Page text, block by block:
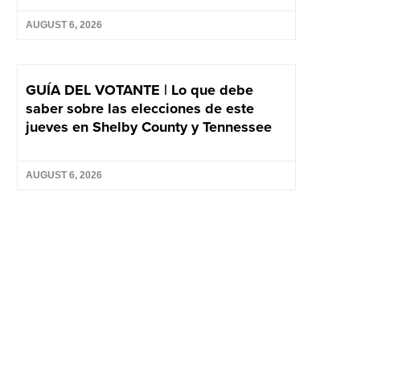
AUGUST 6, 2026
GUÍA DEL VOTANTE | Lo que debe
saber sobre las elecciones de este
jueves en Shelby County y Tennessee
AUGUST 6, 2026